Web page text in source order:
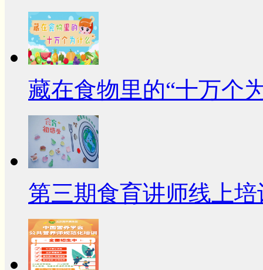
藏在食物里的“十万个
第三期食育讲师线上